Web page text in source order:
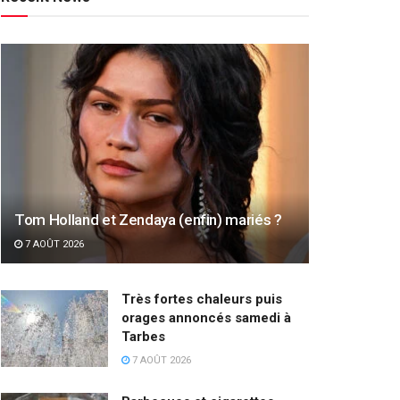
Tom Holland et Zendaya (enfin) mariés ?
7 AOÛT 2026
Très fortes chaleurs puis
orages annoncés samedi à
Tarbes
7 AOÛT 2026